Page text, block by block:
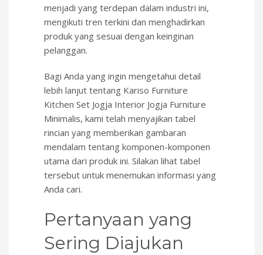
menjadi yang terdepan dalam industri ini,
mengikuti tren terkini dan menghadirkan
produk yang sesuai dengan keinginan
pelanggan.
Bagi Anda yang ingin mengetahui detail
lebih lanjut tentang Kariso Furniture
Kitchen Set Jogja Interior Jogja Furniture
Minimalis, kami telah menyajikan tabel
rincian yang memberikan gambaran
mendalam tentang komponen-komponen
utama dari produk ini. Silakan lihat tabel
tersebut untuk menemukan informasi yang
Anda cari.
Pertanyaan yang
Sering Diajukan